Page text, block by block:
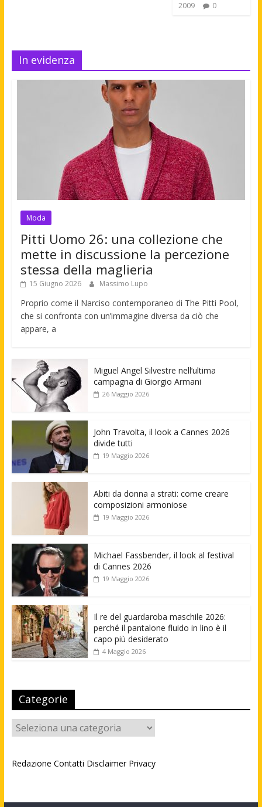
2009
0
In evidenza
Moda
Pitti Uomo 26: una collezione che
mette in discussione la percezione
stessa della maglieria
15 Giugno 2026 Massimo Lupo
Proprio come il Narciso contemporaneo di The Pitti Pool,
che si confronta con un’immagine diversa da ciò che
appare, a
Miguel Angel Silvestre nell’ultima
campagna di Giorgio Armani
26 Maggio 2026
John Travolta, il look a Cannes 2026
divide tutti
19 Maggio 2026
Abiti da donna a strati: come creare
composizioni armoniose
19 Maggio 2026
Michael Fassbender, il look al festival
di Cannes 2026
19 Maggio 2026
Il re del guardaroba maschile 2026:
perché il pantalone fluido in lino è il
capo più desiderato
4 Maggio 2026
Categorie
Categorie
Redazione Contatti Disclaimer Privacy